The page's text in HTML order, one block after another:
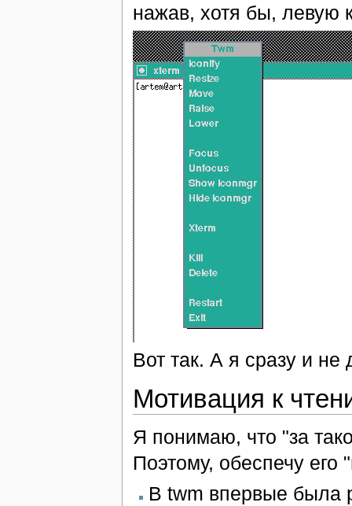
нажав, хотя бы, левую
Вот так. А я сразу и не
Мотивация к
Я понимаю, что "за
Поэтому, обеспечу
В twm впервые была